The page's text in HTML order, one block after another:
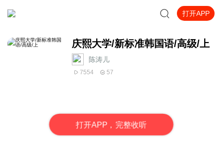
打开APP
庆熙大学/新标准韩国语/高级/上
陈涛儿
7554 57
打开APP，完整收听